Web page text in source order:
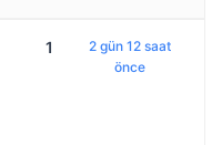
1
2 gün 12 saat
önce